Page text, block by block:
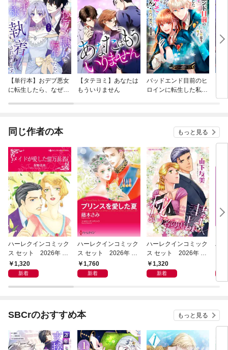
【単行本】おデブ悪女
に転生したら、なぜか
【タテヨミ】あなたは
もういりません
バッドエンド目前のヒ
ロインに転生した私、
同じ作者の本 もっと見る
ハーレクインコミック
ス セット 2026年 vo
l.1023
1,320
新着
ハーレクインコミック
ス セット 2026年 vo
l.1083
1,760
新着
ハーレクインコミック
ス セット 2026年 vo
l.1019
1,320
新着
ハ
SBCrのおすすめ本 もっと見る